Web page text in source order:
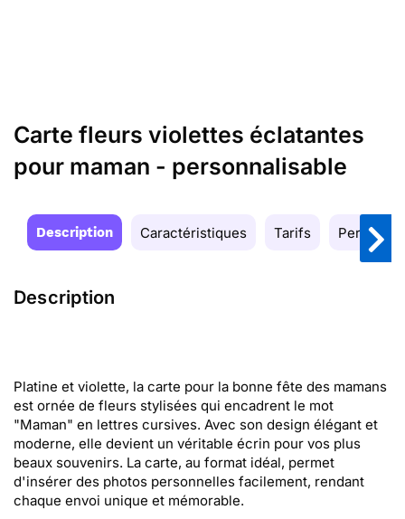
Carte fleurs violettes éclatantes
pour maman - personnalisable
Description Caractéristiques Tarifs
Description
Platine et violette, la carte pour la bonne fête des mamans
est ornée de fleurs stylisées qui encadrent le mot
"Maman" en lettres cursives. Avec son design élégant et
moderne, elle devient un véritable écrin pour vos plus
beaux souvenirs. La carte, au format idéal, permet
d'insérer des photos personnelles facilement, rendant
chaque envoi unique et mémorable.